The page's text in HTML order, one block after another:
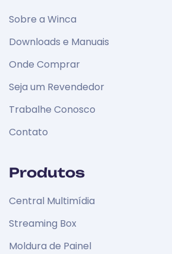
Sobre a Winca
Downloads e Manuais
Onde Comprar
Seja um Revendedor
Trabalhe Conosco
Contato
Produtos
Central Multimídia
Streaming Box
Moldura de Painel